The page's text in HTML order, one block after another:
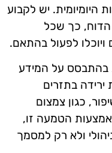
היומיומית. יש לקבוע
הדוח, כך שכל
ויוכלו לפעול בהתאם.
בהתבסס על המידע
בתזרים
כגון צמצום
הטמעה זו,
ולא רק למסמך